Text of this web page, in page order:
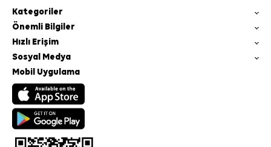
Kategoriler
Önemli Bilgiler
Hızlı Erişim
Sosyal Medya
Mobil Uygulama